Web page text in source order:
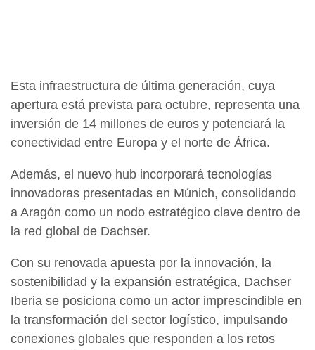
Esta infraestructura de última generación, cuya
apertura está prevista para octubre, representa una
inversión de 14 millones de euros y potenciará la
conectividad entre Europa y el norte de África.
Además, el nuevo hub incorporará tecnologías
innovadoras presentadas en Múnich, consolidando
a Aragón como un nodo estratégico clave dentro de
la red global de Dachser.
Con su renovada apuesta por la innovación, la
sostenibilidad y la expansión estratégica, Dachser
Iberia se posiciona como un actor imprescindible en
la transformación del sector logístico, impulsando
conexiones globales que responden a los retos